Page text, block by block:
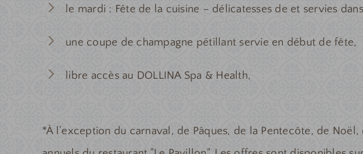
le mardi : Fête de la cuisine – délicatesses de et servies
une coupe de champagne pétillant servie en début de fête,
libre accès au DOLLINA Spa & Health,
*À l’exception du carnaval, de Pâques, de la Pentecôte, de